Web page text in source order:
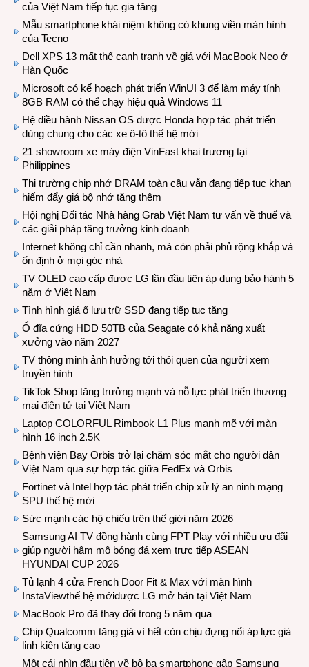
của Việt Nam tiếp tục gia tăng
Mẫu smartphone khái niệm không có khung viền màn hình
của Tecno
Dell XPS 13 mất thế cạnh tranh về giá với MacBook Neo ở
Hàn Quốc
Microsoft có kế hoạch phát triển WinUI 3 để làm máy tính
8GB RAM có thể chạy hiệu quả Windows 11
Hệ điều hành Nissan OS được Honda hợp tác phát triển
dùng chung cho các xe ô-tô thế hệ mới
21 showroom xe máy điện VinFast khai trương tại
Philippines
Thị trường chip nhớ DRAM toàn cầu vẫn đang tiếp tục khan
hiếm đẩy giá bộ nhớ tăng thêm
Hội nghị Đối tác Nhà hàng Grab Việt Nam tư vấn về thuế và
các giải pháp tăng trưởng kinh doanh
Internet không chỉ cần nhanh, mà còn phải phủ rộng khắp và
ổn định ở mọi góc nhà
TV OLED cao cấp được LG lần đầu tiên áp dụng bảo hành 5
năm ở Việt Nam
Tình hình giá ổ lưu trữ SSD đang tiếp tục tăng
Ổ đĩa cứng HDD 50TB của Seagate có khả năng xuất
xưởng vào năm 2027
TV thông minh ảnh hưởng tới thói quen của người xem
truyền hình
TikTok Shop tăng trưởng mạnh và nỗ lực phát triển thương
mại điện tử tại Việt Nam
Laptop COLORFUL Rimbook L1 Plus mạnh mẽ với màn
hình 16 inch 2.5K
Bệnh viện Bay Orbis trở lại chăm sóc mắt cho người dân
Việt Nam qua sự hợp tác giữa FedEx và Orbis
Fortinet và Intel hợp tác phát triển chip xử lý an ninh mạng
SPU thế hệ mới
Sức mạnh các hộ chiếu trên thế giới năm 2026
Samsung AI TV đồng hành cùng FPT Play với nhiều ưu đãi
giúp người hâm mộ bóng đá xem trực tiếp ASEAN
HYUNDAI CUP 2026
Tủ lạnh 4 cửa French Door Fit & Max với màn hình
InstaViewthế hệ mớiđược LG mở bán tại Việt Nam
MacBook Pro đã thay đổi trong 5 năm qua
Chip Qualcomm tăng giá vì hết còn chịu đựng nổi áp lực giá
linh kiện tăng cao
Một cái nhìn đầu tiên về bộ ba smartphone gập Samsung